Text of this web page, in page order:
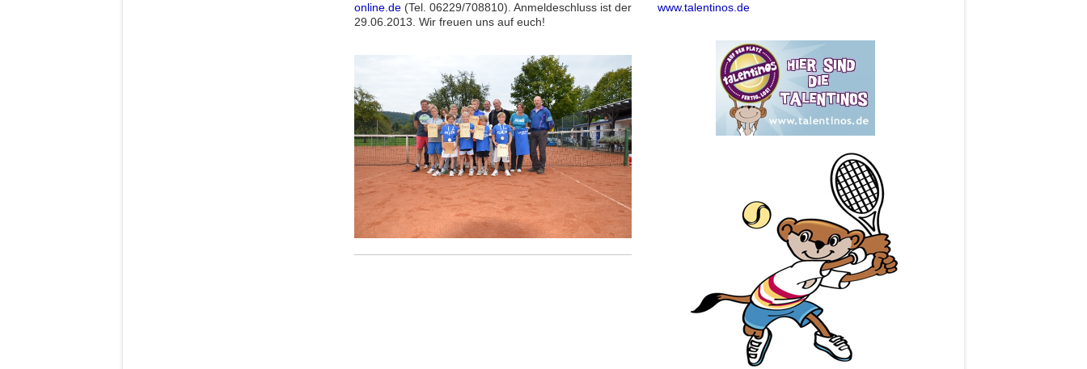
online.de (Tel. 06229/708810). Anmeldeschluss ist der
29.06.2013. Wir freuen uns auf euch!
www.talentinos.de